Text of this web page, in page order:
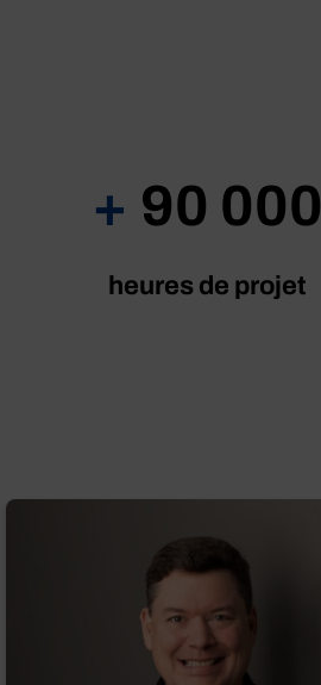
+ 90 000
heures de projet